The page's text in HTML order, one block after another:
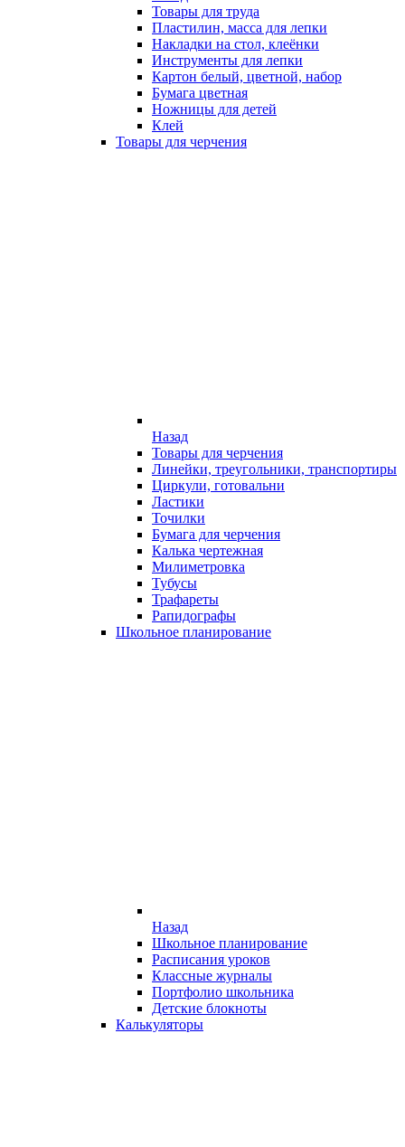
Товары для труда
Пластилин, масса для лепки
Накладки на стол, клеёнки
Инструменты для лепки
Картон белый, цветной, набор
Бумага цветная
Ножницы для детей
Клей
Товары для черчения
Назад
Товары для черчения
Линейки, треугольники, транспортиры
Циркули, готовальни
Ластики
Точилки
Бумага для черчения
Калька чертежная
Милиметровка
Тубусы
Трафареты
Рапидографы
Школьное планирование
Назад
Школьное планирование
Расписания уроков
Классные журналы
Портфолио школьника
Детские блокноты
Калькуляторы